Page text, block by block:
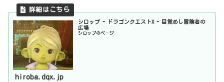
シロップ - ドラゴンクエストX - 目覚めし冒険者の
広場
シロップのページ
hiroba.dqx.jp